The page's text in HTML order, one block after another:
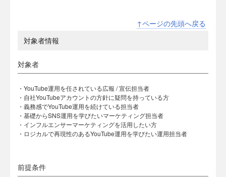
↑ページの先頭へ戻る
対象者情報
対象者
・YouTube運用を任されている広報 / 宣伝担当者
・自社YouTubeアカウントの方針に疑問を持っている方
・義務感でYouTube運用を続けている担当者
・基礎からSNS運用を学びたいマーケティング担当者
・インフルエンサーマーケティングを活用したい方
・ロジカルで再現性のあるYouTube運用を学びたい運用担当者
前提条件